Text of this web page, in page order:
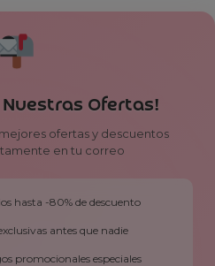
Nuestras Ofertas!
ofertas y descuentos
en tu correo
hasta -80% de descuento
antes que nadie
promocionales especiales